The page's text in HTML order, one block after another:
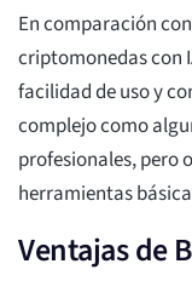
En comparación
criptomonedas con
facilidad de uso y
complejo como
profesionales, pero
herramientas
Ventajas de